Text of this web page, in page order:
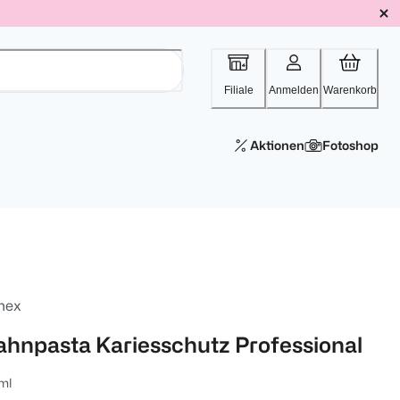
Filiale Anmelden Warenkorb
Aktionen Fotoshop
Kariesschutz Professional